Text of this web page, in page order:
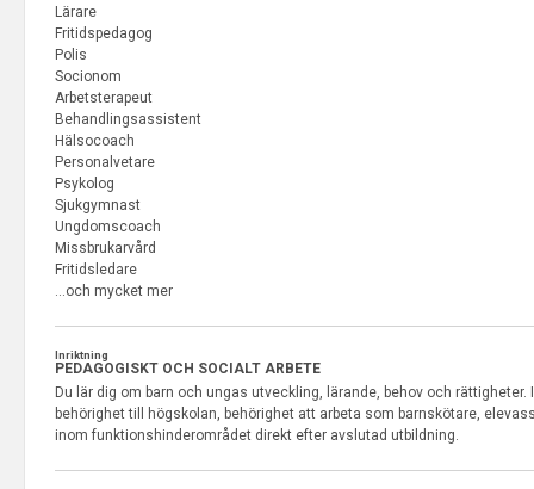
Lärare
Fritidspedagog
Polis
Socionom
Arbetsterapeut
Behandlingsassistent
Hälsocoach
Personalvetare
Psykolog
Sjukgymnast
Ungdomscoach
Missbrukarvård
Fritidsledare
…och mycket mer
Inriktning
PEDAGOGISKT OCH SOCIALT ARBETE
Du lär dig om barn och ungas utveckling, lärande, behov och
behörighet till högskolan, behörighet att arbeta som barnskötare,
inom funktionshinderområdet direkt efter avslutad utbildning.